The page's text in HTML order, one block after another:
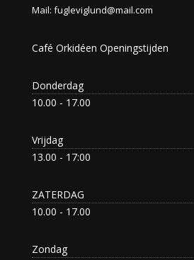
Mail: fugleviglund@mail.com
Café Orkidéen Openingstijden
Donderdag
10.00 - 17.00
Vrijdag
13.00 - 17:00
ZATERDAG
10.00 - 17.00
Zondag